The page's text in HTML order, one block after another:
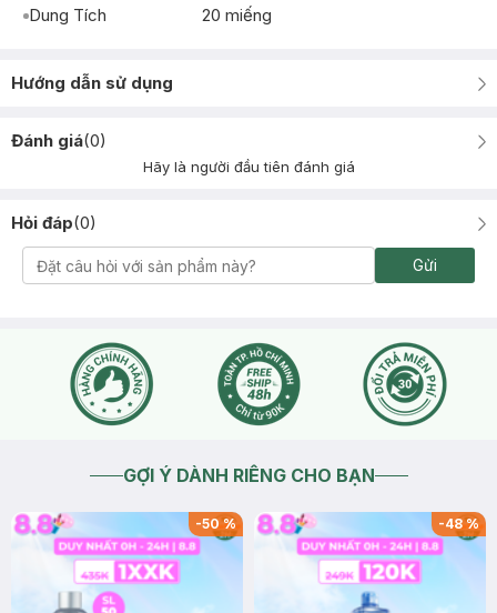
Dung Tích
20 miếng
Hướng dẫn sử dụng
Đánh giá(0)
Hãy là người đầu tiên đánh giá
Hỏi đáp(0)
Gửi
GỢI Ý DÀNH RIÊNG CHO BẠN
-50% -48%